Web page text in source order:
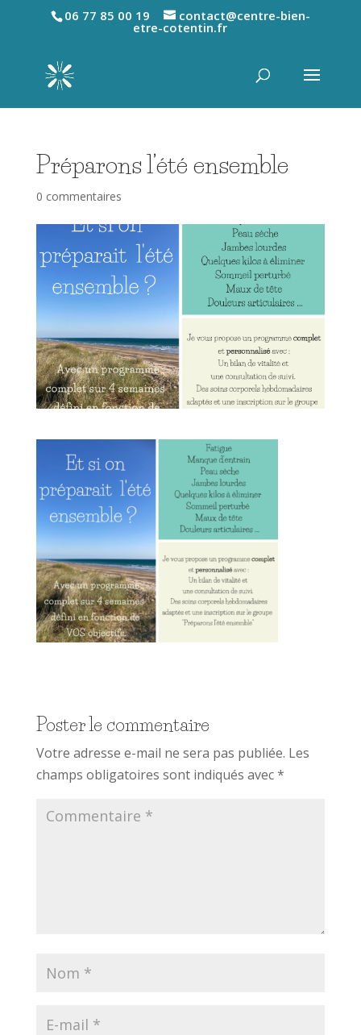
06 77 85 00 19 contact@centre-bien-
etre-cotentin.fr
Préparons l’été ensemble
0 commentaires
Poster le commentaire
Votre adresse e-mail ne sera pas publiée. Les
champs obligatoires sont indiqués avec*